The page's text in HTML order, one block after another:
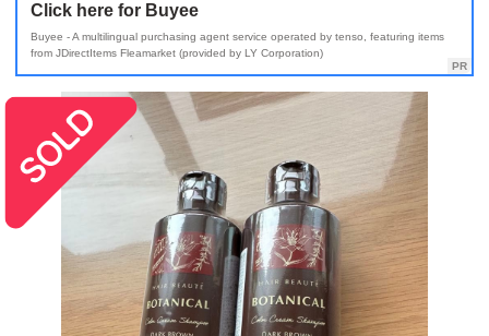
Click here for Buyee
Buyee - A multilingual purchasing agent service operated by tenso, featuring items
from JDirectItems Fleamarket (provided by LY Corporation)